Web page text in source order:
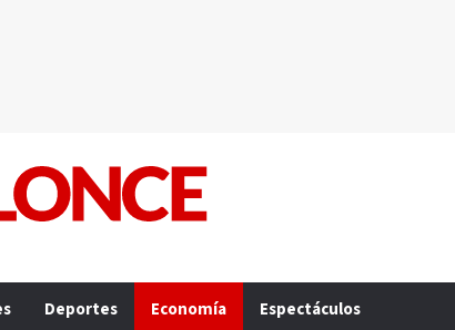
Deportes Economía Espectáculos